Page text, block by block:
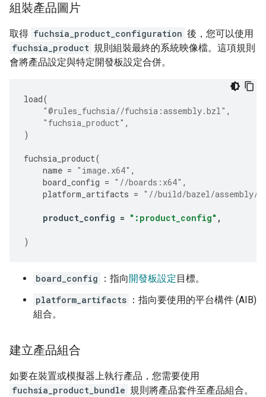
組裝產品圖片
取得 fuchsia_product_configuration 後，您可以使用
fuchsia_product 規則組裝最終的系統映像檔。這項規則
會將產品設定與特定開發板設定合併。
load(
"@rules_fuchsia//fuchsia:assembly.bzl" ,
"fuchsia_product" ,
)
fuchsia_product(
name = "image.x64" ,
board_config = "//boards:x64" ,
platform_artifacts = "//build/bazel/assembly/
product_config = ":product_config" ,
)
board_config ：指向開發板設定目標。
platform_artifacts ：指向要使用的平台構件 (AIB)
組合。
建立產品組合
如要在裝置或模擬器上執行產品，您需要使用
fuchsia_product_bundle 規則將產品套件至產品組合。